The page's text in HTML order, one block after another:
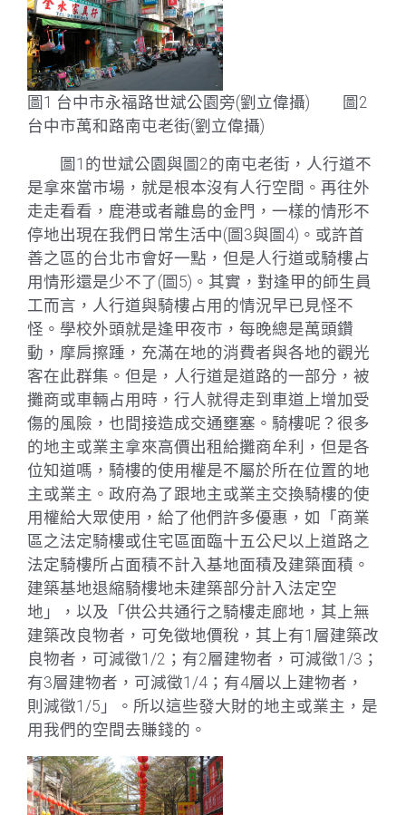
圖1 台中市永福路世斌公園旁(劉立偉攝) 圖2
台中市萬和路南屯老街(劉立偉攝)
圖1的世斌公園與圖2的南屯老街，人行道不
是拿來當市場，就是根本沒有人行空間。再往外
走走看看，鹿港或者離島的金門，一樣的情形不
停地出現在我們日常生活中(圖3與圖4)。或許首
善之區的台北市會好一點，但是人行道或騎樓占
用情形還是少不了(圖5)。其實，對逢甲的師生員
工而言，人行道與騎樓占用的情況早已見怪不
怪。學校外頭就是逢甲夜市，每晚總是萬頭鑽
動，摩肩擦踵，充滿在地的消費者與各地的觀光
客在此群集。但是，人行道是道路的一部分，被
攤商或車輛占用時，行人就得走到車道上增加受
傷的風險，也間接造成交通壅塞。騎樓呢？很多
的地主或業主拿來高價出租給攤商牟利，但是各
位知道嗎，騎樓的使用權是不屬於所在位置的地
主或業主。政府為了跟地主或業主交換騎樓的使
用權給大眾使用，給了他們許多優惠，如「商業
區之法定騎樓或住宅區面臨十五公尺以上道路之
法定騎樓所占面積不計入基地面積及建築面積。
建築基地退縮騎樓地未建築部分計入法定空
地」，以及「供公共通行之騎樓走廊地，其上無
建築改良物者，可免徵地價稅，其上有1層建築改
良物者，可減徵1/2；有2層建物者，可減徵1/3；
有3層建物者，可減徵1/4；有4層以上建物者，
則減徵1/5」。所以這些發大財的地主或業主，是
用我們的空間去賺錢的。